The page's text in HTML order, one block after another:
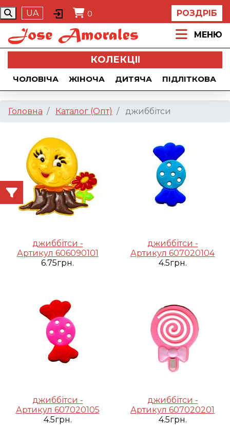
UA 0 РОЗДРІБ
МЕНЮ
КОЛЕКЦII
ЧОЛОВІЧА ЖІНОЧА ДИТЯЧА ПІДЛІТКОВА
Головна Каталог (Опт) джиббітси
джиббітси -
Артикул 606090101
6.75грн.
джиббітси -
Артикул 607020104
4.5грн.
джиббітси -
Артикул 607020105
4.5грн.
джиббітси -
Артикул 607020201
4.5грн.